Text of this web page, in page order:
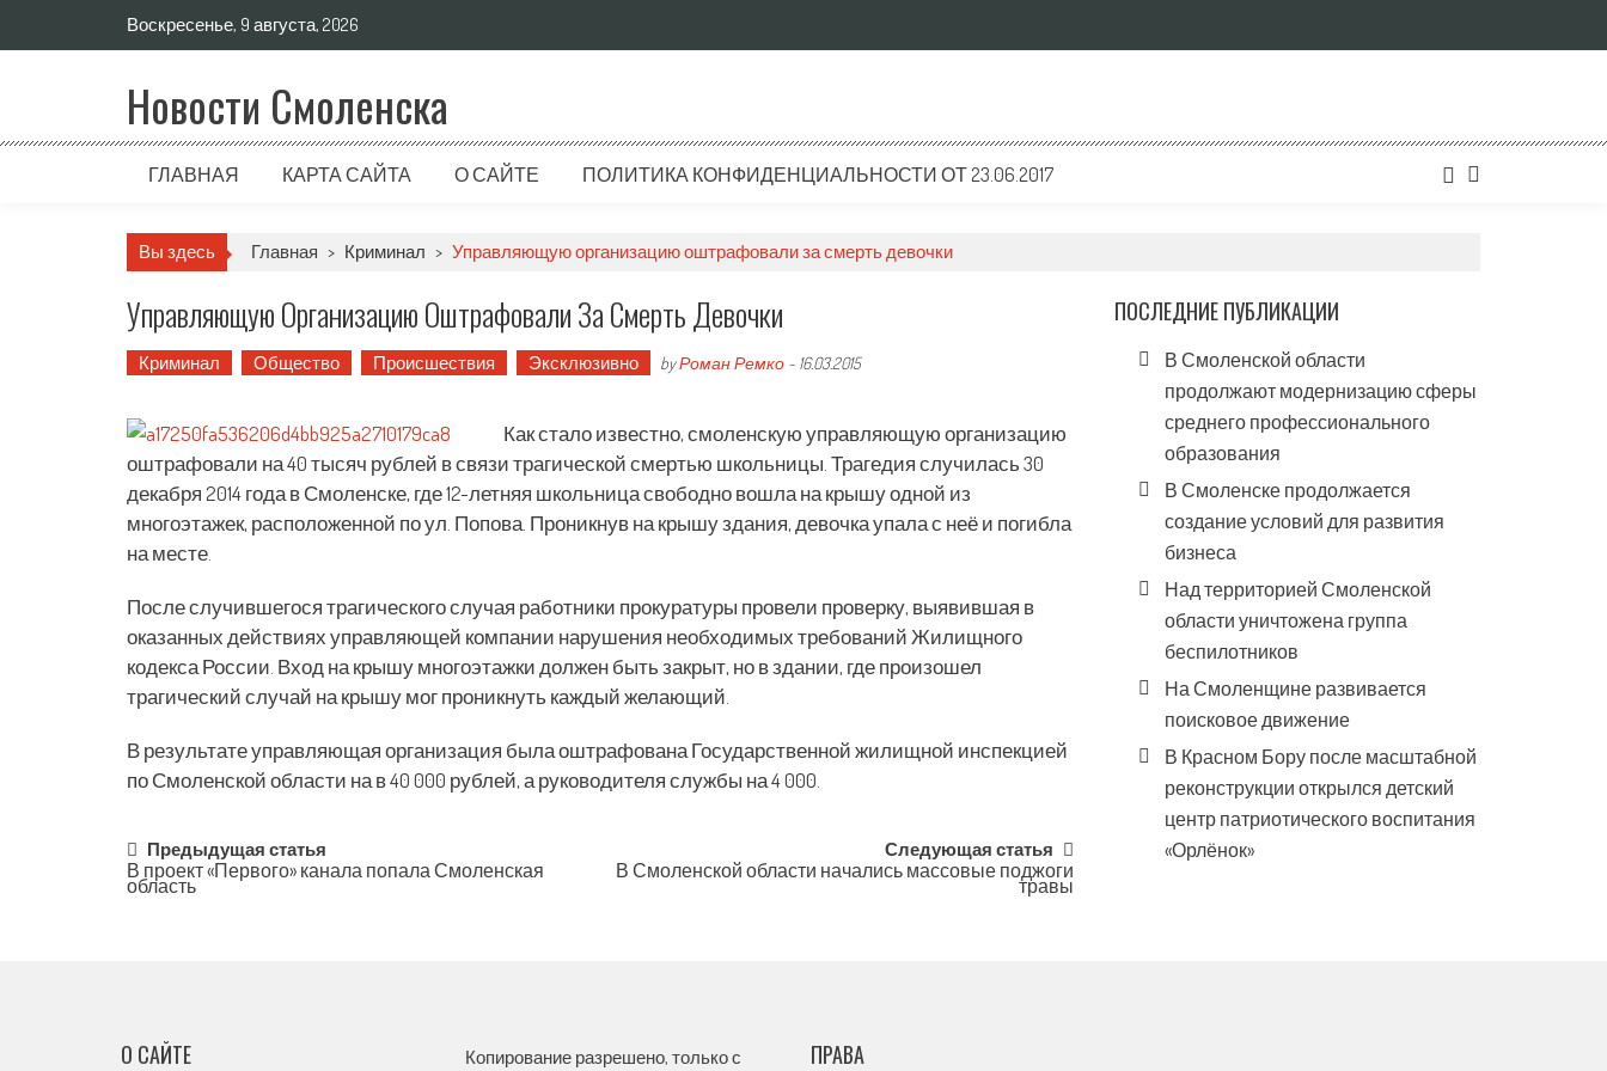
Воскресенье, 9 августа, 2026
Новости Смоленска
ГЛАВНАЯ КАРТА САЙТА О САЙТЕ ПОЛИТИКА КОНФИДЕНЦИАЛЬНОСТИ ОТ 23.06.2017
Вы здесь Главная > Криминал > Управляющую организацию оштрафовали за смерть девочки
Управляющую Организацию Оштрафовали За Смерть Девочки
Криминал Общество Происшествия Эксклюзивно byРоман Ремко - 16.03.2015
Как стало известно, смоленскую управляющую организацию
оштрафовали на 40 тысяч рублей в связи трагической смертью школьницы. Трагедия случилась 30
декабря 2014 года в Смоленске, где 12-летняя школьница свободно вошла на крышу одной из
многоэтажек, расположенной по ул. Попова. Проникнув на крышу здания, девочка упала с неё и погибла
на месте.
После случившегося трагического случая работники прокуратуры провели проверку, выявившая в
оказанных действиях управляющей компании нарушения необходимых требований Жилищного
кодекса России. Вход на крышу многоэтажки должен быть закрыт, но в здании, где произошел
трагический случай на крышу мог проникнуть каждый желающий.
В результате управляющая организация была оштрафована Государственной жилищной инспекцией
по Смоленской области на в 40 000 рублей, а руководителя службы на 4 000.
Post
navigation
Предыдущая статья
В проект «Первого» канала попала Смоленская
область
Следующая статья
В Смоленской области начались массовые поджоги
травы
ПОСЛЕДНИЕ ПУБЛИКАЦИИ
В Смоленской области
продолжают модернизацию сферы
среднего профессионального
образования
В Смоленске продолжается
создание условий для развития
бизнеса
Над территорией Смоленской
области уничтожена группа
беспилотников
На Смоленщине развивается
поисковое движение
В Красном Бору после масштабной
реконструкции открылся детский
центр патриотического воспитания
«Орлёнок»
О САЙТЕ Копирование разрешено, только с ПРАВА